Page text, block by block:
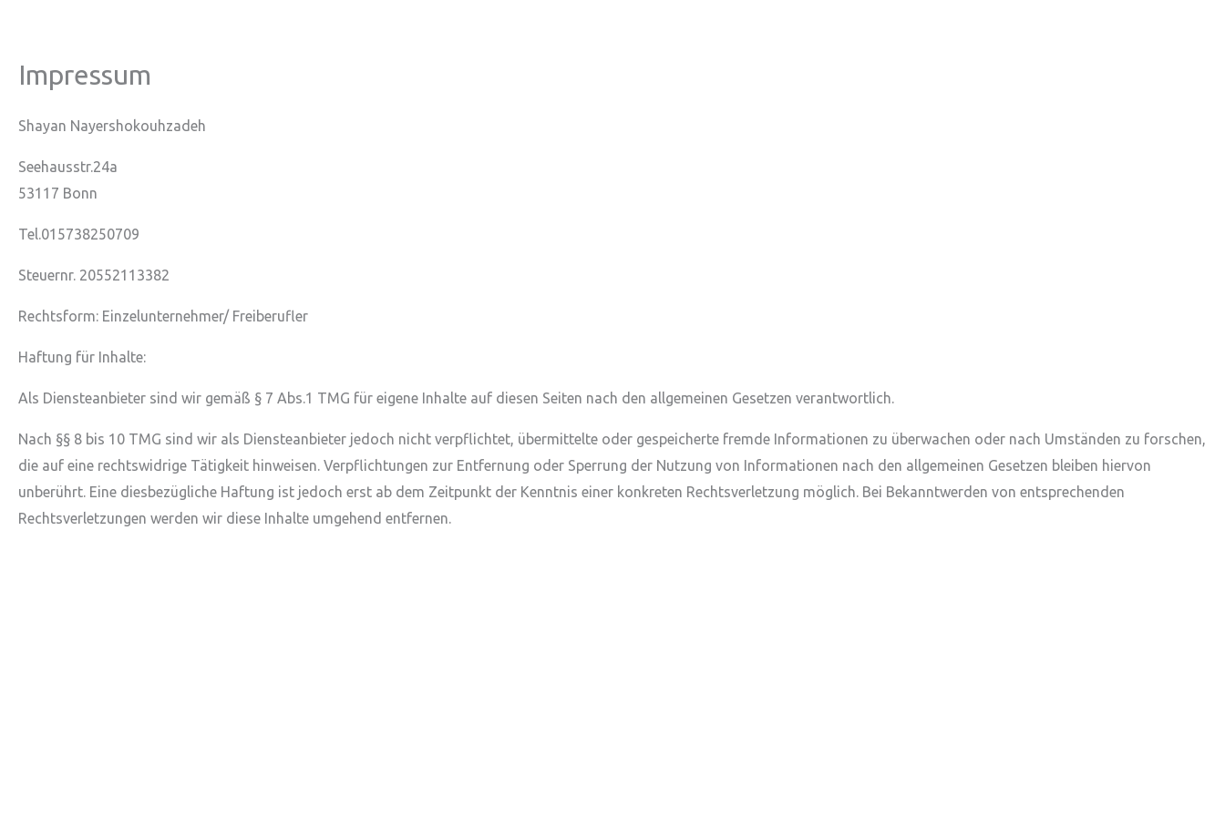
springen
Impressum
Shayan Nayershokouhzadeh
Seehausstr.24a
53117 Bonn
Tel.015738250709
Steuernr. 20552113382
Rechtsform: Einzelunternehmer/ Freiberufler
Haftung für Inhalte:
Als Diensteanbieter sind wir gemäß § 7 Abs.1 TMG für eigene Inhalte auf diesen Seiten nach den allgemeinen Gesetzen verantwortlich.
Nach §§ 8 bis 10 TMG sind wir als Diensteanbieter jedoch nicht verpflichtet, übermittelte oder gespeicherte fremde Informationen zu überwachen oder nach Umständen zu forschen,
die auf eine rechtswidrige Tätigkeit hinweisen. Verpflichtungen zur Entfernung oder Sperrung der Nutzung von Informationen nach den allgemeinen Gesetzen bleiben hiervon
unberührt. Eine diesbezügliche Haftung ist jedoch erst ab dem Zeitpunkt der Kenntnis einer konkreten Rechtsverletzung möglich. Bei Bekanntwerden von entsprechenden
Rechtsverletzungen werden wir diese Inhalte umgehend entfernen.